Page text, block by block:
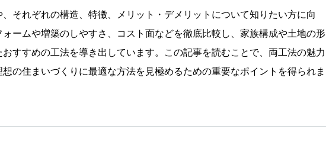
それぞれの構造、特徴、メリット・デメリットについて知りたい方に向
ームや増築のしやすさ、コスト面などを徹底比較し、家族構成や土地の形
すすめの工法を導き出しています。この記事を読むことで、両工法の魅力
の住まいづくりに最適な方法を見極めるための重要なポイントを得られま